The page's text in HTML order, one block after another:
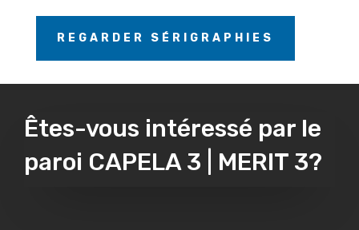
REGARDER SÉRIGRAPHIES
Êtes-vous intéressé par le
paroi CAPELA 3 | MERIT 3?